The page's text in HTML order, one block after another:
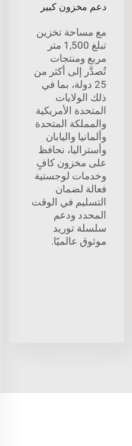
دعم مخزون كبير
مع مساحة تخزين
تبلغ 1,500 متر
مربع ومنتجات
تُصدَّر إلى أكثر من
25 دولة، بما في
ذلك الولايات
المتحدة الأمريكية
والمملكة المتحدة
وألمانيا واليابان
وأستراليا، نحافظ
على مخزون كافٍ
وخدمات لوجستية
فعالة لضمان
التسليم في الوقت
المحدد ودعم
سلسلة توريد
موثوق عالميًا.